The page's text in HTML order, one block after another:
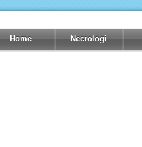
Home Necrologi